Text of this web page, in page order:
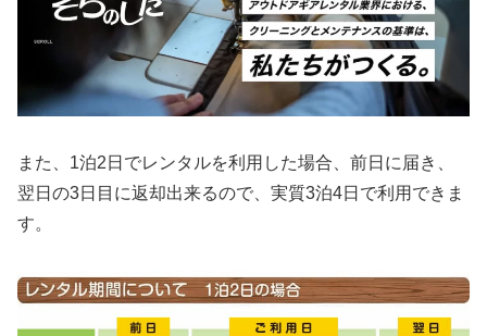
また、1泊2日でレンタルを利用した場合、前日に届き、
翌日の3日目に返却出来るので、実質3泊4日で利用できま
す。